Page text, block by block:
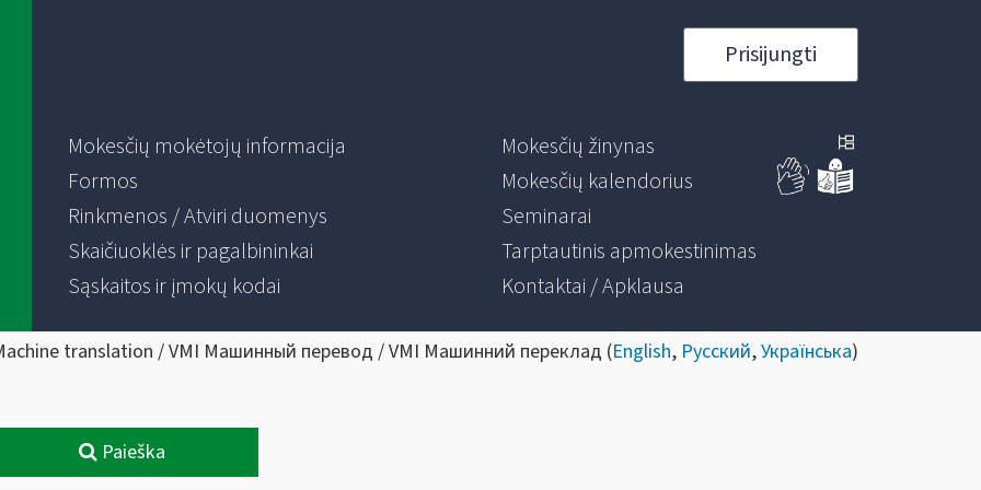
Prisijungti
Mokesčių mokėtojų informacija
Formos
Rinkmenos / Atviri duomenys
Skaičiuoklės ir pagalbininkai
Sąskaitos ir įmokų kodai
Mokesčių žinynas
Mokesčių kalendorius
Seminarai
Tarptautinis apmokestinimas
Kontaktai / Apklausa
translation / VMI Машинный перевод / VMI Машинний переклад (English, Русский,Українська)
Paieška